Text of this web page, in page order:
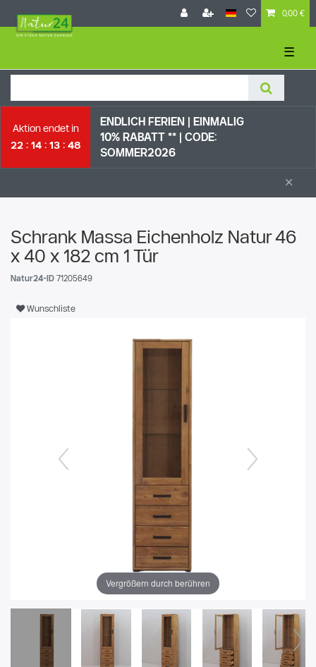
0,00 €
☰
Aktion endet in
22
14 13 48
ENDLICH FERIEN | EI NMALIG
10% RABATT ** | CODE:
SOMMER2026
×
Schrank Massa Eichenholz Natur 46
x 40 x 182 cm 1 Tür
Natur24-ID 71205649
Wunschliste
Vergrößern durch berühren